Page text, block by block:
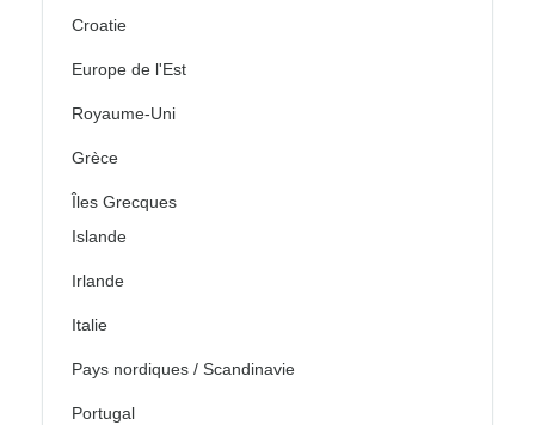
Croatie
Europe de l'Est
Royaume-Uni
Grèce
Îles Grecques
Islande
Irlande
Italie
Pays nordiques / Scandinavie
Portugal